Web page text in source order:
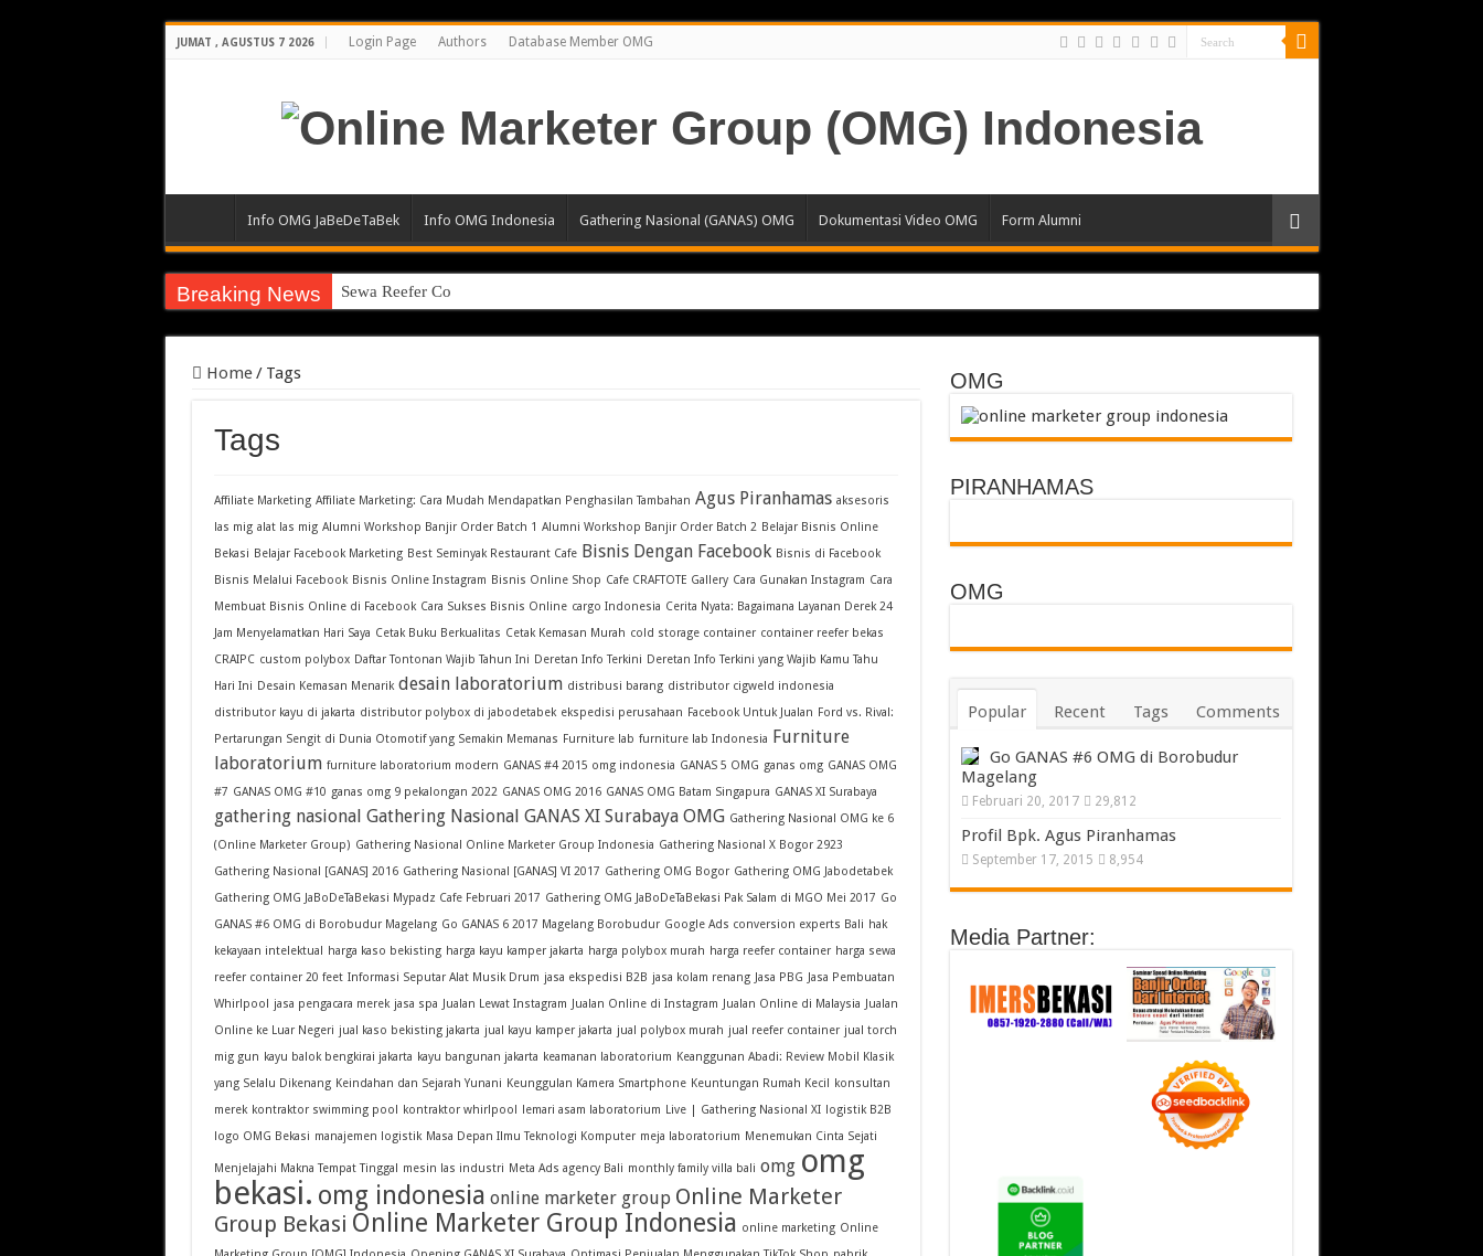
JUMAT , AGUSTUS 7 2026 Login Page Authors Database Member OMG
Info OMG JaBeDeTaBek Info OMG Indonesia Gathering Nasional (GANAS) OMG Dokumentasi Video OMG Form Alumni
Breaking News Sewa Reefer Container atau
Home/ Tags
Tags
Affiliate Marketing Affiliate Marketing: Cara Mudah Mendapatkan Penghasilan Tambahan Agus Piranhamas aksesoris
las mig alat las mig Alumni Workshop Banjir Order Batch 1 Alumni Workshop Banjir Order Batch 2 Belajar Bisnis Online
Bekasi Belajar Facebook Marketing Best Seminyak Restaurant Cafe Bisnis Dengan Facebook Bisnis di Facebook
Bisnis Melalui Facebook Bisnis Online Instagram Bisnis Online Shop Cafe CRAFTOTE Gallery Cara Gunakan Instagram Cara
Membuat Bisnis Online di Facebook Cara Sukses Bisnis Online cargo Indonesia Cerita Nyata: Bagaimana Layanan Derek 24
Jam Menyelamatkan Hari Saya Cetak Buku Berkualitas Cetak Kemasan Murah cold storage container container reefer bekas
CRAIPC custom polybox Daftar Tontonan Wajib Tahun Ini Deretan Info Terkini Deretan Info Terkini yang Wajib Kamu Tahu
Hari Ini Desain Kemasan Menarik desain laboratorium distribusi barang distributor cigweld indonesia
distributor kayu di jakarta distributor polybox di jabodetabek ekspedisi perusahaan Facebook Untuk Jualan Ford vs. Rival:
Pertarungan Sengit di Dunia Otomotif yang Semakin Memanas Furniture lab furniture lab Indonesia
Furniture
laboratorium furniture laboratorium modern GANAS #4 2015 omg indonesia GANAS 5 OMG ganas omg GANAS OMG
#7 GANAS OMG #10 ganas omg 9 pekalongan 2022 GANAS OMG 2016 GANAS OMG Batam Singapura GANAS XI Surabaya
gathering nasional Gathering Nasional GANAS XI Surabaya OMG Gathering Nasional OMG ke 6
(Online Marketer Group) Gathering Nasional Online Marketer Group Indonesia Gathering Nasional X Bogor 2923
Gathering Nasional [GANAS] 2016 Gathering Nasional [GANAS] VI 2017 Gathering OMG Bogor Gathering OMG Jabodetabek
Gathering OMG JaBoDeTaBekasi Mypadz Cafe Februari 2017 Gathering OMG JaBoDeTaBekasi Pak Salam di MGO Mei 2017 Go
GANAS #6 OMG di Borobudur Magelang Go GANAS 6 2017 Magelang Borobudur Google Ads conversion experts Bali hak
kekayaan intelektual
harga kaso bekisting harga kayu kamper jakarta harga polybox murah harga reefer container harga sewa
reefer container 20 feet Informasi Seputar Alat Musik Drum jasa ekspedisi B2B jasa kolam renang Jasa PBG
Jasa Pembuatan
Whirlpool
jasa pengacara merek jasa spa Jualan Lewat Instagram Jualan Online di Instagram Jualan Online di Malaysia
Jualan
Online ke Luar Negeri jual kaso bekisting jakarta jual kayu kamper jakarta jual polybox murah jual reefer container jual torch
mig gun kayu balok bengkirai jakarta kayu bangunan jakarta keamanan laboratorium Keanggunan Abadi: Review Mobil Klasik
yang Selalu Dikenang Keindahan dan Sejarah Yunani Keunggulan Kamera Smartphone Keuntungan Rumah Kecil
konsultan
merek kontraktor swimming pool kontraktor whirlpool lemari asam laboratorium Live | Gathering Nasional XI
logistik B2B
logo OMG Bekasi manajemen logistik Masa Depan Ilmu Teknologi Komputer meja laboratorium Menemukan Cinta Sejati
Menjelajahi Makna Tempat Tinggal mesin las industri Meta Ads agency Bali monthly family villa bali omg omg
bekasi. omg indonesia online marketer group Online Marketer
Group Bekasi Online Marketer Group Indonesia online marketing Online
OMG
PIRANHAMAS
OMG
Popular Recent Tags Comments
Go GANAS #6 OMG di Borobudur
Magelang
Februari 20, 2017 29,812
Profil Bpk. Agus Piranhamas
September 17, 2015 8,954
Media Partner: